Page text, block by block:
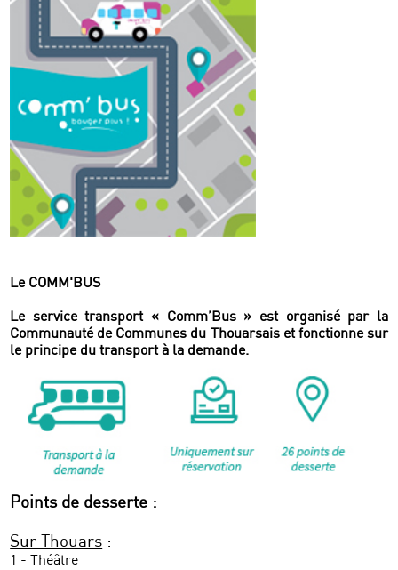
Le COMM'BUS
Le service transport « Comm’Bus » est organisé par la
Communauté de Communes du Thouarsais et fonctionne sur
le principe du transport à la demande.
Points de desserte :
Sur Thouars :
1 - Théâtre